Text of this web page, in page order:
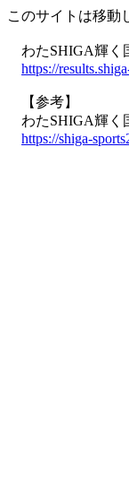
このサイトは移動
わたSHIGA輝く
https://
【参考】
わたSHIGA輝く
https://shiga-